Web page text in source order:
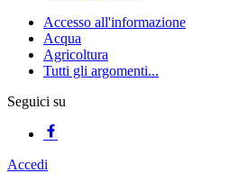
Accesso all'informazione
Acqua
Agricoltura
Tutti gli argomenti...
Seguici su
Accedi